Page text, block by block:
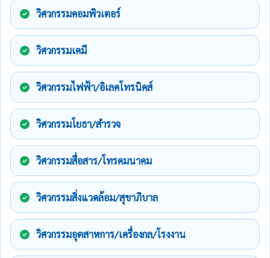
วิศวกรรมคอมพิวเตอร์
วิศวกรรมเคมี
วิศวกรรมไฟฟ้า/อิเลคโทรนิคส์
วิศวกรรมโยธา/สำรวจ
วิศวกรรมสื่อสาร/โทรคมนาคม
วิศวกรรมสิ่งแวดล้อม/สุขาภิบาล
วิศวกรรมอุตสาหการ/เครื่องกล/โรงงาน